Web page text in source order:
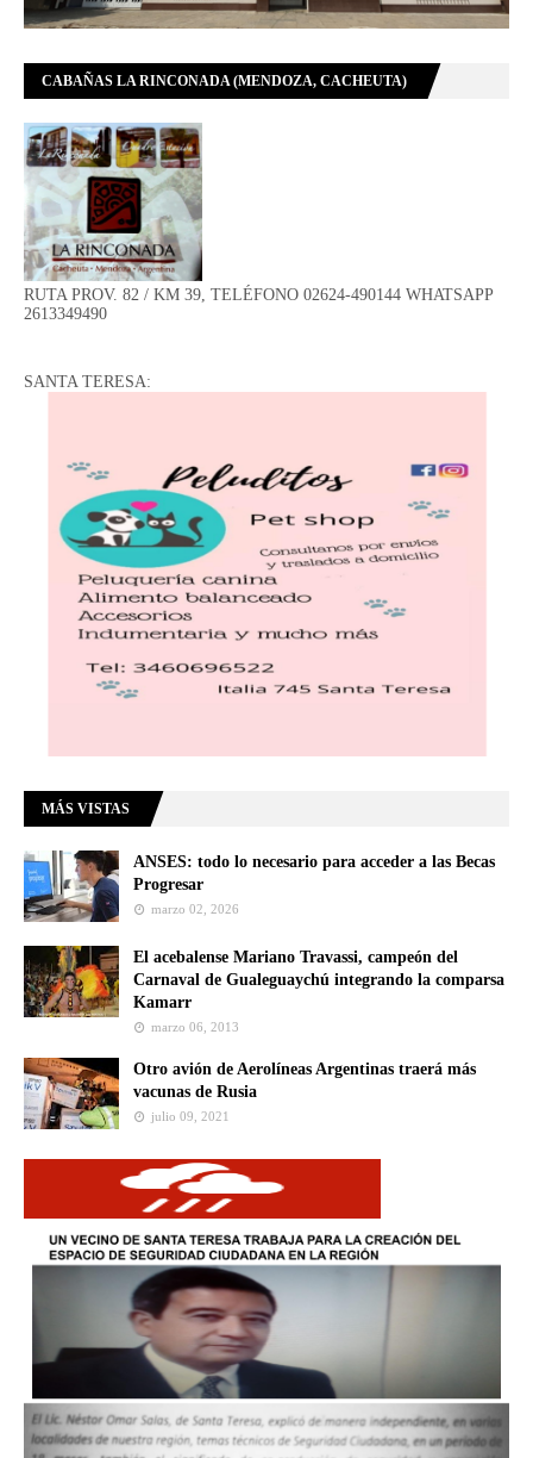
CABAÑAS LA RINCONADA (MENDOZA, CACHEUTA)
RUTA PROV. 82 / KM 39, TELÉFONO 02624-490144 WHATSAPP
2613349490
SANTA TERESA:
MÁS VISTAS
ANSES: todo lo necesario para acceder a las Becas
Progresar
marzo 02, 2026
El acebalense Mariano Travassi, campeón del
Carnaval de Gualeguaychú integrando la comparsa
Kamarr
marzo 06, 2013
Otro avión de Aerolíneas Argentinas traerá más
vacunas de Rusia
julio 09, 2021